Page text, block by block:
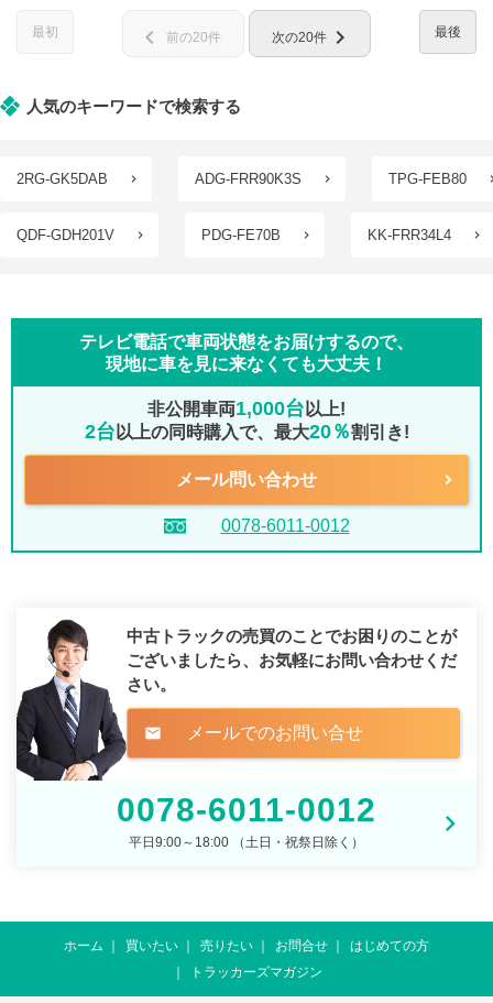
最初 最後
chevron_left 前の20件 次の20件 chevron_right
人気のキーワードで検索する
2RG-GK5DAB ADG-FRR90K3S TPG-FEB80
QDF-GDH201V PDG-FE70B KK-FRR34L4
テレビ電話で車両状態をお届けするので、
現地に車を見に来なくても大丈夫！
非公開車両1,000台 以上!
2台 以上の同時購入で、最大20％割引き!
メール問い合わせ
0078-6011-0012
中古トラックの売買のことでお困りのことが
ございましたら、 お気軽にお問い合わせくだ
さい。
mail メールでのお問い合せ
0078-6011-0012
平日9:00～18:00 （土日・祝祭日除く）
ホーム 買いたい 売りたい お問合せ
はじめての方
トラッカーズマガジン